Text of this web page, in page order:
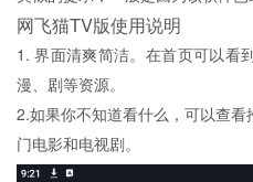
网飞猫TV版使用说明
1. 界面清爽简洁。在首页可以看
漫、剧等资源。
2.如果你不知道看什么，可以查
门电影和电视剧。